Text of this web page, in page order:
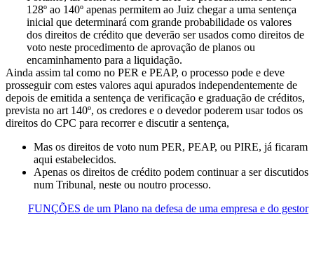
128º ao 140º apenas permitem ao Juiz chegar a uma sentença
inicial que determinará com grande probabilidade os valores
dos direitos de crédito que deverão ser usados como direitos de
voto neste procedimento de aprovação de planos ou
encaminhamento para a liquidação.
Ainda assim tal como no PER e PEAP, o processo pode e deve
prosseguir com estes valores aqui apurados independentemente de
depois de emitida a sentença de verificação e graduação de créditos,
prevista no art 140º, os credores e o devedor poderem usar todos os
direitos do CPC para recorrer e discutir a sentença,
Mas os direitos de voto num PER, PEAP, ou PIRE, já ficaram
aqui estabelecidos.
Apenas os direitos de crédito podem continuar a ser discutidos
num Tribunal, neste ou noutro processo.
FUNÇÕES de um Plano na defesa de uma empresa e do gestor